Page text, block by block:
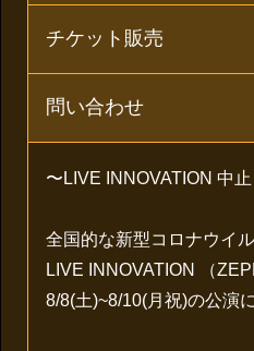
チケット販売
問い合わせ
〜LIVE INNOVATION 中
全国的な新型コロナウイ
LIVE INNOVATION （
8/8(土)~8/10(月祝)の公演